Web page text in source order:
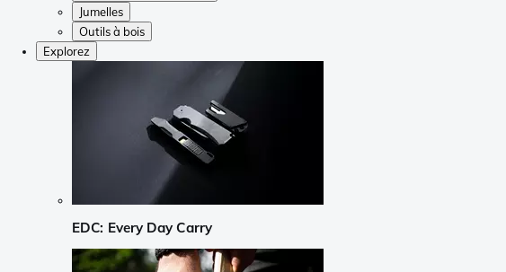
Jumelles
Outils à bois
Explorez
EDC: Every Day Carry